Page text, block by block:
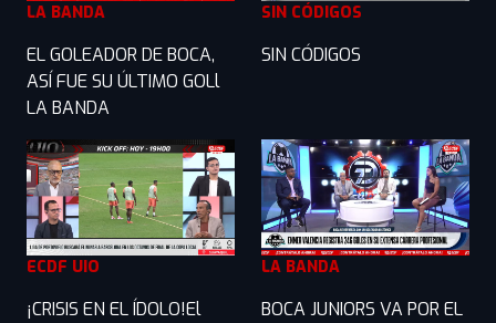
LA BANDA
EL GOLEADOR DE BOCA,
ASÍ FUE SU ÚLTIMO GOLl
LA BANDA
SIN CÓDIGOS
SIN CÓDIGOS
ECDF UIO
¡CRISIS EN EL ÍDOLO!El
LA BANDA
BOCA JUNIORS VA POR EL